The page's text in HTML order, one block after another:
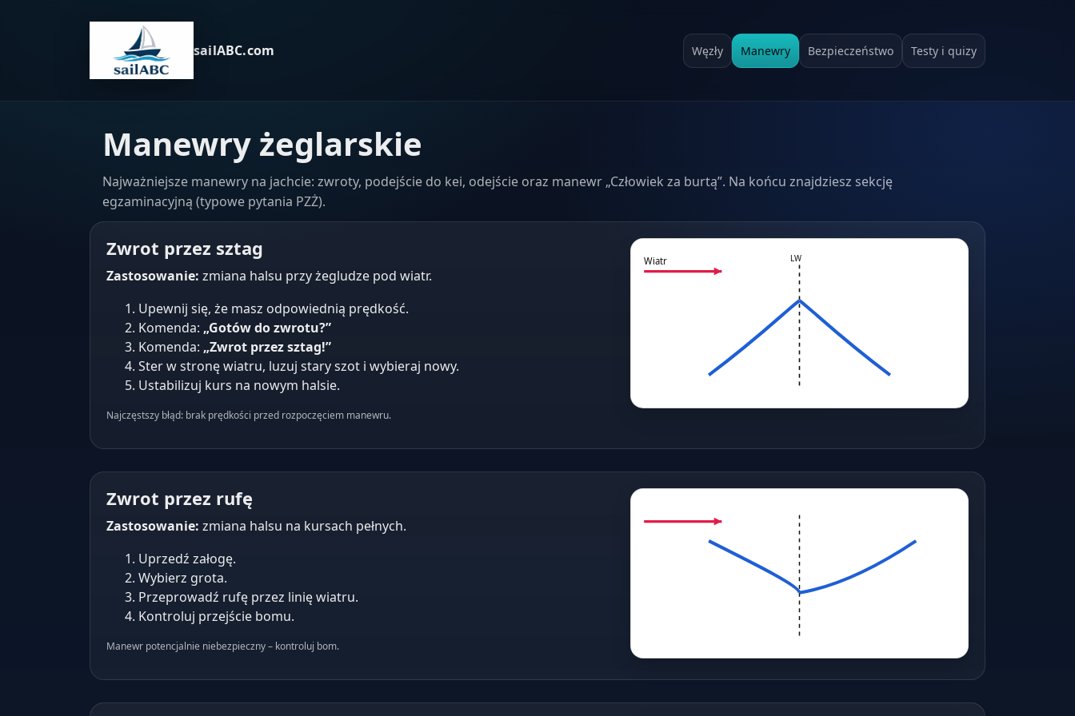
sailABC.com Węzły Manewry Bezpieczeństwo Testy i quizy
Manewry żeglarskie
Najważniejsze manewry na jachcie: zwroty, podejście do kei, odejście oraz manewr „Człowiek za burtą”. Na końcu znajdziesz sekcję
egzaminacyjną (typowe pytania PZŻ).
Zwrot przez sztag
Zastosowanie: zmiana halsu przy żegludze pod wiatr.
Upewnij się, że masz odpowiednią prędkość.
Komenda: „Gotów do zwrotu?”
Komenda: „Zwrot przez sztag!”
Ster w stronę wiatru, luzuj stary szot i wybieraj nowy.
Ustabilizuj kurs na nowym halsie.
Najczęstszy błąd: brak prędkości przed rozpoczęciem manewru.
LW
Wiatr
Zwrot przez rufę
Zastosowanie: zmiana halsu na kursach pełnych.
Uprzedź załogę.
Wybierz grota.
Przeprowadź rufę przez linię wiatru.
Kontroluj przejście bomu.
Manewr potencjalnie niebezpieczny – kontroluj bom.